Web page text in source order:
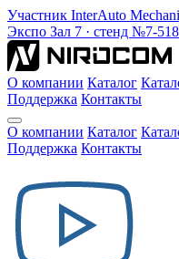
Участник InterAuto
Экспо Зал 7 · стенд №7-518
О компании Каталог
Поддержка Контакты
О компании Каталог
Поддержка Контакты